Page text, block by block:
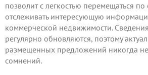
позволит с легкостью перемещаться
отслеживать интересующую
коммерческой недвижимости.
регулярно обновляются, поэтому
размещенных предложений никогда
сомнений.